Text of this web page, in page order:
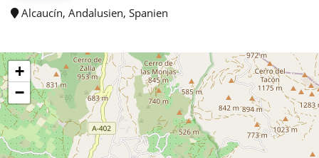
Alcaucín, Andalusien, Spanien
+
−